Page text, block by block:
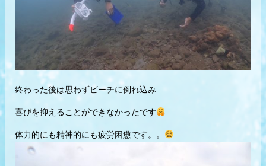
終わった後は思わずビーチに倒れ込み
喜びを抑えることができなかったです
体力的にも精神的にも疲労困憊です。。